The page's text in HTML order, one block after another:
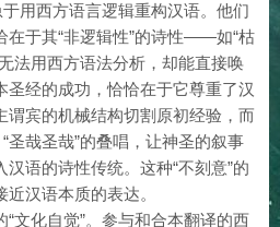
用西方语言逻辑重构汉语。他们
在于其“非逻辑性”的诗性——如“枯
法用西方语法分析，却能直接唤
圣经的成功，恰恰在于它尊重了汉
谓宾的机械结构切割原初经验，而
圣哉圣哉”的叠唱，让神圣的叙事
语的诗性传统。这种“不刻意”的
汉语本质的表达。
文化自觉”。参与和合本翻译的西